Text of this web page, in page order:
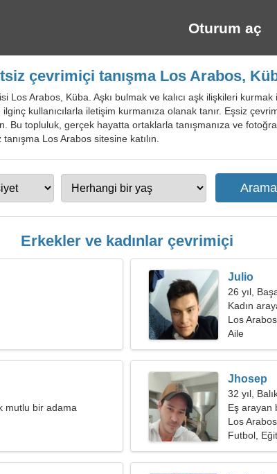
Oturum aç
çevrimiçi tanışma Los Arabos,
Arabos, Küba. Aşkı bulmak ve kalıcı aşk ilişkileri kurmak
kullanıcılarla iletişim kurmanıza olanak tanır. Eşsiz
Bu topluluk, gerçek hayatta ortaklarla tanışmanıza ve
Los Arabos sitesine katılın.
Erkekler ve kadınlar çevrimiçi
Julio
26 yıl,
Kadın
Los Arabos
Aile
mutlu bir adama
Jhosep
32 yıl,
Eş arayan
Los
Futbol,